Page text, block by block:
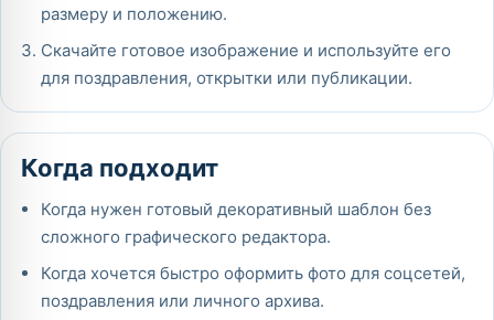
размеру и положению.
Скачайте готовое изображение и используйте его
для поздравления, открытки или публикации.
Когда подходит
Когда нужен готовый декоративный шаблон без
сложного графического редактора.
Когда хочется быстро оформить фото для соцсетей,
поздравления или личного архива.